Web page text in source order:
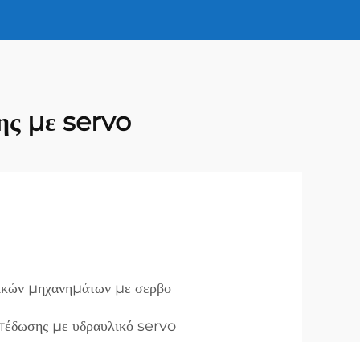
με servo
μηχανημάτων με σερβο
με υδραυλικό servo